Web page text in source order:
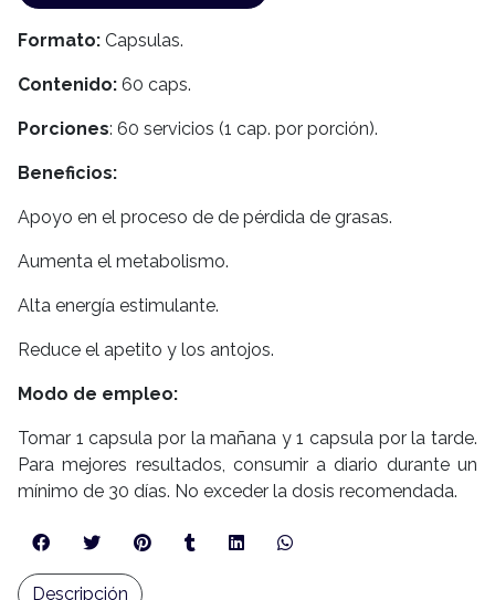
Formato: Capsulas.
Contenido: 60 caps.
Porciones: 60 servicios (1 cap. por porción).
Beneficios:
Apoyo en el proceso de de pérdida de grasas.
Aumenta el metabolismo.
Alta energía estimulante.
Reduce el apetito y los antojos.
Modo de empleo:
Tomar 1 capsula por la mañana y 1 capsula por la tarde.
Para mejores resultados, consumir a diario durante un
mínimo de 30 días. No exceder la dosis recomendada.
Descripción